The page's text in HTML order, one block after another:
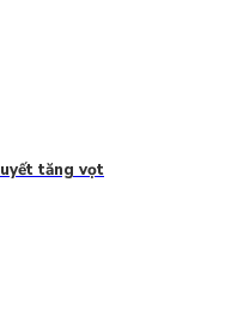
tăng vọt